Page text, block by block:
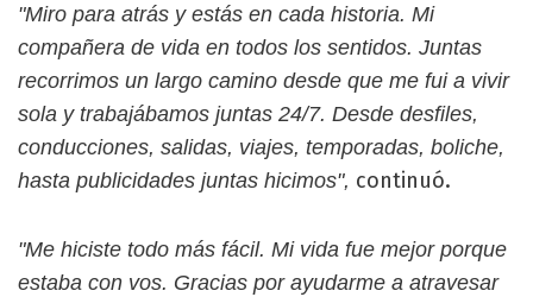
"Miro para atrás y estás en cada historia. Mi
compañera de vida en todos los sentidos. Juntas
recorrimos un largo camino desde que me fui a vivir
sola y trabajábamos juntas 24/7. Desde desfiles,
conducciones, salidas, viajes, temporadas, boliche,
hasta publicidades juntas hicimos", continuó.
"Me hiciste todo más fácil. Mi vida fue mejor porque
estaba con vos. Gracias por ayudarme a atravesar